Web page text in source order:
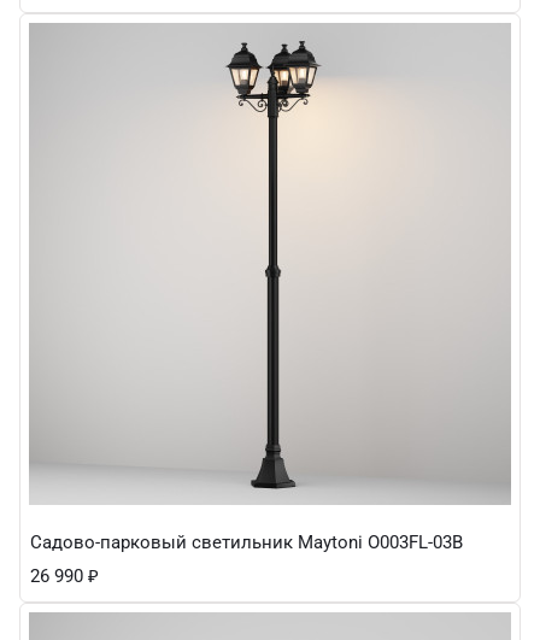
Садово-парковый светильник Maytoni O003FL-03B
26 990 ₽